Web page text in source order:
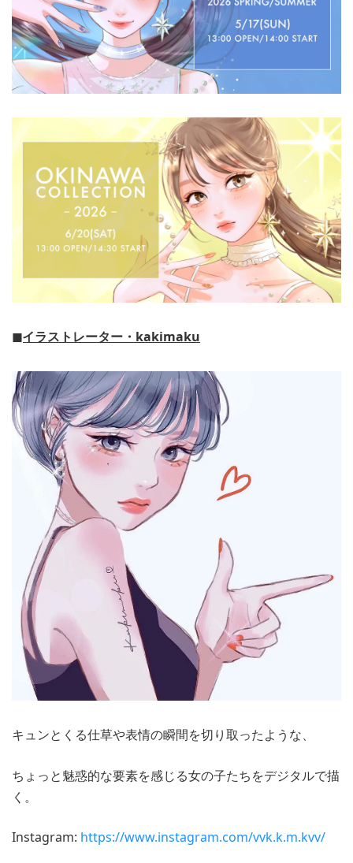
◼イラストレーター・kakimaku
キュンとくる仕草や表情の瞬間を切り取ったような、
ちょっと魅惑的な要素を感じる女の子たちをデジタルで描
く。
Instagram: https://www.instagram.com/vvk.k.m.kvv/